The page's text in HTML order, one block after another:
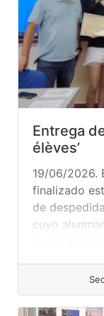
Entrega
élèves’
19/06/2026.
finalizado
de
cuyo
diploma y
de francés